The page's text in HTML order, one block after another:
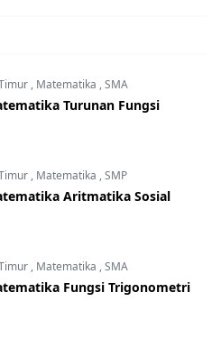
, Matematika ,SMA
Turunan Fungsi
, Matematika ,SMP
Aritmatika Sosial
, Matematika ,SMA
Fungsi Trigonometri